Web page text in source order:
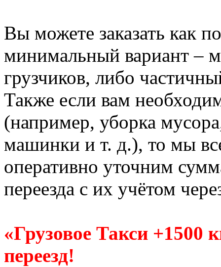
Вы можете заказать как
минимальный вариант –
грузчиков, либо
Также если вам
(например, уборка
машинки и т. д.), то мы
оперативно уточним
переезда с их учётом
«Грузовое Такси +1500
переезд!